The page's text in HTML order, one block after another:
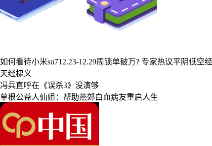
如何看待小米su712.23-12.29周锁单破万? 专家热议平阴低空
天经棣义
冯兵直呼在《误杀3》没演够
草根公益人仙姐：帮助燕郊白血病友重启人生